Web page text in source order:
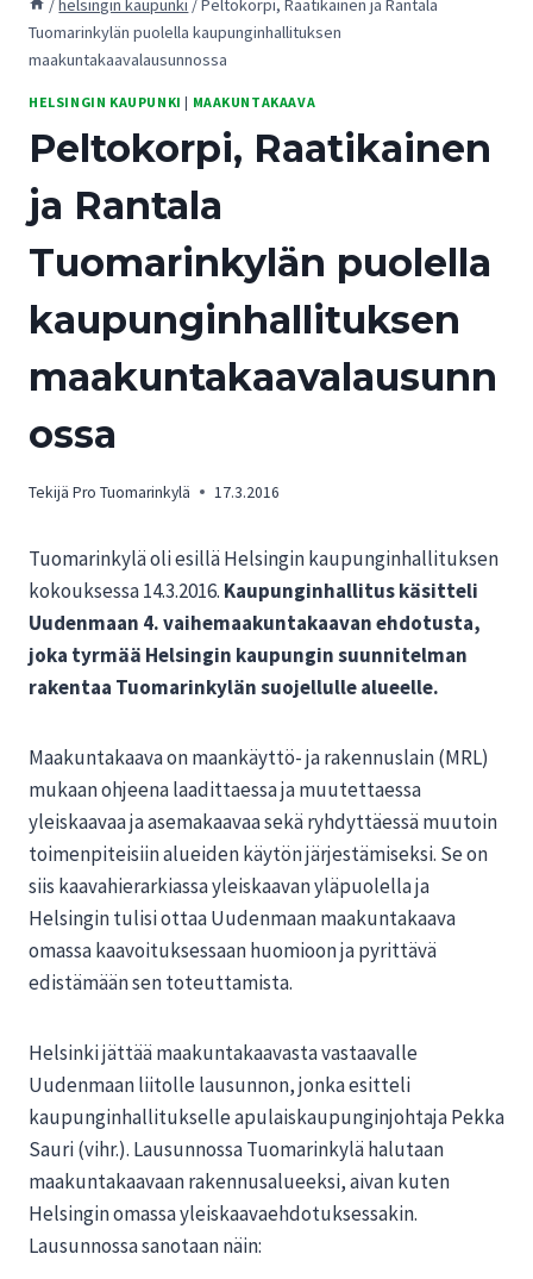
/helsingin kaupunki /Peltokorpi, Raatikainen ja Rantala
Tuomarinkylän puolella kaupunginhallituksen
maakuntakaavalausunnossa
HELSINGIN KAUPUNKI | MAAKUNTAKAAVA
Peltokorpi, Raatikainen
ja Rantala
Tuomarinkylän puolella
kaupunginhallituksen
maakuntakaavalausunn
ossa
Tekijä Pro Tuomarinkylä 17.3.2016
Tuomarinkylä oli esillä Helsingin kaupunginhallituksen
kokouksessa 14.3.2016. Kaupunginhallitus käsitteli
Uudenmaan 4. vaihemaakuntakaavan ehdotusta,
joka tyrmää Helsingin kaupungin suunnitelman
rakentaa Tuomarinkylän suojellulle alueelle.
Maakuntakaava on maankäyttö- ja rakennuslain (MRL)
mukaan ohjeena laadittaessa ja muutettaessa
yleiskaavaa ja asemakaavaa sekä ryhdyttäessä muutoin
toimenpiteisiin alueiden käytön järjestämiseksi. Se on
siis kaavahierarkiassa yleiskaavan yläpuolella ja
Helsingin tulisi ottaa Uudenmaan maakuntakaava
omassa kaavoituksessaan huomioon ja pyrittävä
edistämään sen toteuttamista.
Helsinki jättää maakuntakaavasta vastaavalle
Uudenmaan liitolle lausunnon, jonka esitteli
kaupunginhallitukselle apulaiskaupunginjohtaja Pekka
Sauri (vihr.). Lausunnossa Tuomarinkylä halutaan
maakuntakaavaan rakennusalueeksi, aivan kuten
Helsingin omassa yleiskaavaehdotuksessakin.
Lausunnossa sanotaan näin: